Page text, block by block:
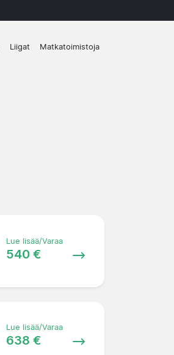
Liigat Matkatoimistoja
Lue lisää/Varaa
540 €
Lue lisää/Varaa
638 €